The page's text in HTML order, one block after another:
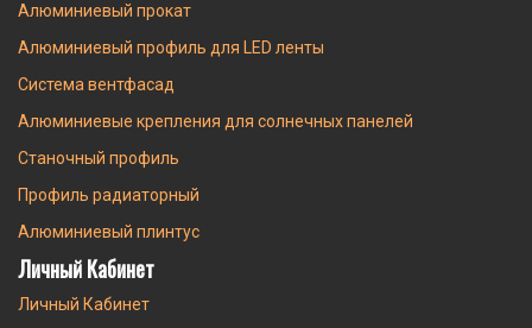
Алюминиевый прокат
Алюминиевый профиль для LED ленты
Система вентфасад
Алюминиевые крепления для солнечных панелей
Станочный профиль
Профиль радиаторный
Алюминиевый плинтус
Личный Кабинет
Личный Кабинет